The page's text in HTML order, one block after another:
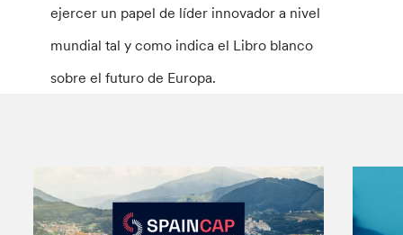
ejercer un papel de líder innovador a nivel
mundial tal y como indica el Libro blanco
sobre el futuro de Europa.